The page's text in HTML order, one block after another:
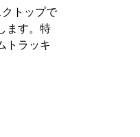
トップで
ます。特
トラッキ